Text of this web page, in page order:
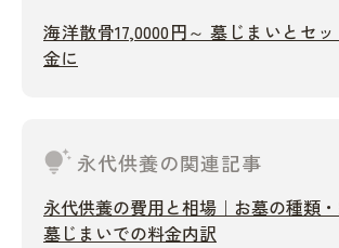
海洋散骨17,0000円～ 墓じまいとセ
金に
tips_and_updates 永代供養の関連記事
永代供養の費用と相場｜お墓の種類
墓じまいでの料金内訳